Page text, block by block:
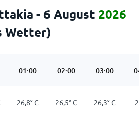
- 6 August 2026
Wetter)
01:00 02:00 03:00
26,8°C 26,5°C 26,3°C